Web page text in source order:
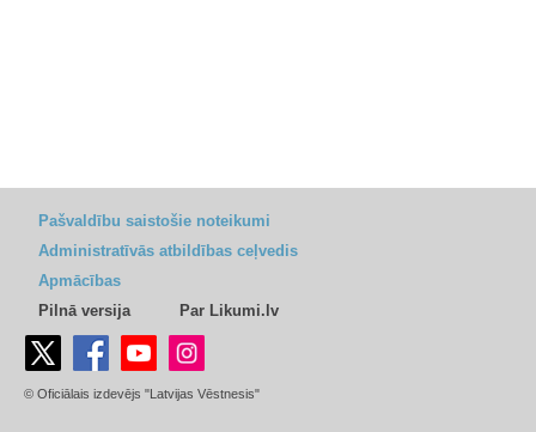
Pašvaldību saistošie noteikumi
Administratīvās atbildības ceļvedis
Apmācības
Pilnā versija
Par Likumi.lv
© Oficiālais izdevējs "Latvijas Vēstnesis"